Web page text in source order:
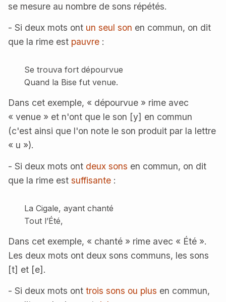
se mesure au nombre de sons répétés.
- Si deux mots ont un seul son en commun, on dit
que la rime est pauvre :
Se trouva fort dépourvue
Quand la Bise fut venue.
Dans cet exemple, « dépourvue » rime avec
« venue » et n'ont que le son [y] en commun
(c'est ainsi que l'on note le son produit par la lettre
« u »).
- Si deux mots ont deux sons en commun, on dit
que la rime est suffisante :
La Cigale, ayant chanté
Tout l’Été,
Dans cet exemple, « chanté » rime avec « Été ».
Les deux mots ont deux sons communs, les sons
[t] et [e].
- Si deux mots ont trois sons ou plus en commun,